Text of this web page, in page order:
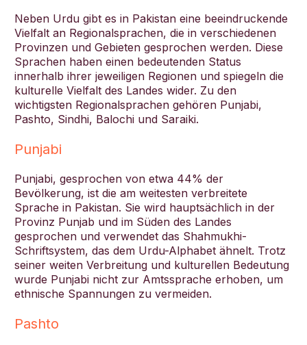
Neben Urdu gibt es in Pakistan eine beeindruckende
Vielfalt an Regionalsprachen, die in verschiedenen
Provinzen und Gebieten gesprochen werden. Diese
Sprachen haben einen bedeutenden Status
innerhalb ihrer jeweiligen Regionen und spiegeln die
kulturelle Vielfalt des Landes wider. Zu den
wichtigsten Regionalsprachen gehören Punjabi,
Pashto, Sindhi, Balochi und Saraiki.
Punjabi
Punjabi, gesprochen von etwa 44% der
Bevölkerung, ist die am weitesten verbreitete
Sprache in Pakistan. Sie wird hauptsächlich in der
Provinz Punjab und im Süden des Landes
gesprochen und verwendet das Shahmukhi-
Schriftsystem, das dem Urdu-Alphabet ähnelt. Trotz
seiner weiten Verbreitung und kulturellen Bedeutung
wurde Punjabi nicht zur Amtssprache erhoben, um
ethnische Spannungen zu vermeiden.
Pashto